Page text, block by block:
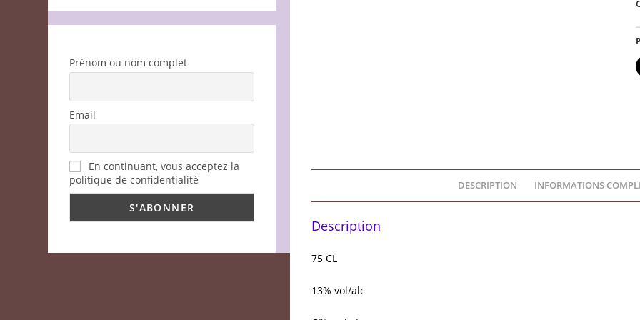
DESCRIPTION INFORMATIONS
Description
75 CL
13% vol/alc
Prénom ou nom complet
Email
En continuant, vous acceptez la
politique de confidentialité